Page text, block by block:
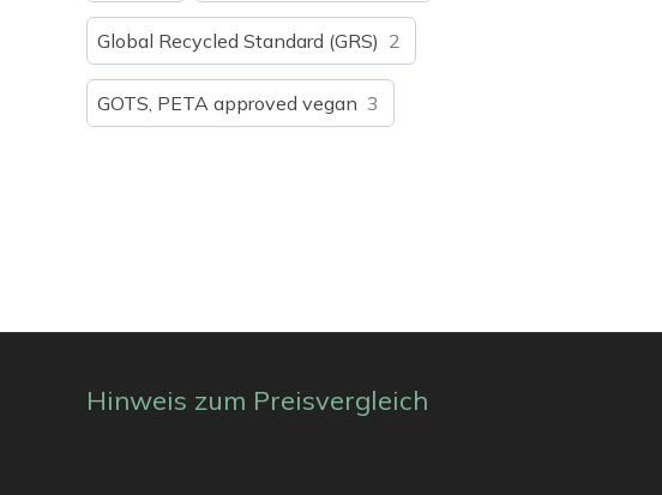
Global Recycled Standard (GRS) 2
GOTS, PETA approved vegan 3
Hinweis zum Preisvergleich